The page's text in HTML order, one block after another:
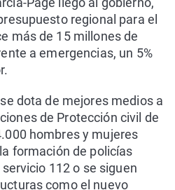
regional para el
más de 15 millones de
a emergencias, un 5%
dota de mejores medios a
de Protección civil de
hombres y mujeres
formación de policías
112 o se siguen
como el nuevo